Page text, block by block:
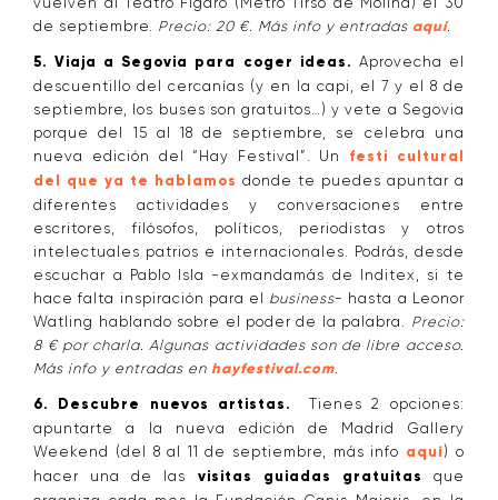
de septiembre.
Precio: 20 €. Más info y entradas aquí.
5. Viaja a Segovia para coger ideas. Aprovecha el
descuentillo del cercanías (y en la capi, el 7 y el 8 de
septiembre, los buses son gratuitos…) y vete a Segovia
porque del 15 al 18 de septiembre, se celebra una
nueva edición del “Hay Festival”. Un festi cultural
del que ya te hablamos donde te puedes apuntar a
diferentes actividades y conversaciones entre
escritores, filósofos, políticos, periodistas y otros
intelectuales patrios e internacionales. Podrás, desde
escuchar a Pablo Isla -exmandamás de Inditex, si te
hace falta inspiración para el business- hasta a Leonor
Watling hablando sobre el poder de la palabra. Precio:
8 € por charla. Algunas actividades son de libre acceso.
Más info y entradas en hayfestival.com
6. Descubre nuevos artistas.Tienes 2 opciones:
apuntarte a la nueva edición de Madrid Gallery
Weekend (del 8 al 11 de septiembre, más info aquí) o
hacer una de las visitas guiadas gratuitas
que